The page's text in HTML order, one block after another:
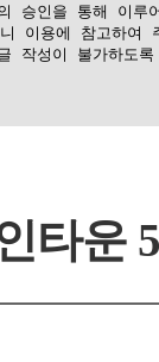
승인을 통해 이루
이용에 참고하여
작성이 불가하도
타운